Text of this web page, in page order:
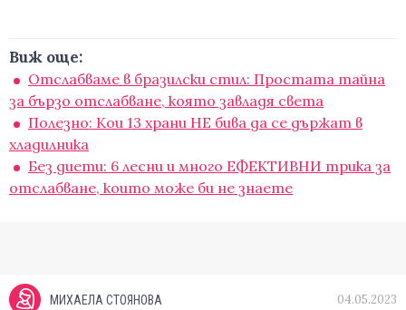
Виж още:
Отслабваме в бразилски стил: Простата тайна
за бързо отслабване, която завладя света
Полезно: Кои 13 храни НЕ бива да се държат в
хладилника
Без диети: 6 лесни и много ЕФЕКТИВНИ трика за
отслабване, които може би не знаете
МИХАЕЛА СТОЯНОВА 04.05.2023